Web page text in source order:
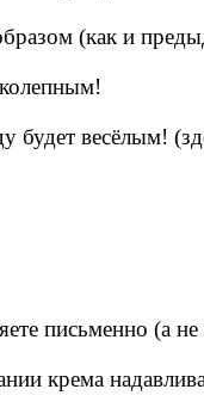
(как и
будет весёлым!
письменно (а не
крема